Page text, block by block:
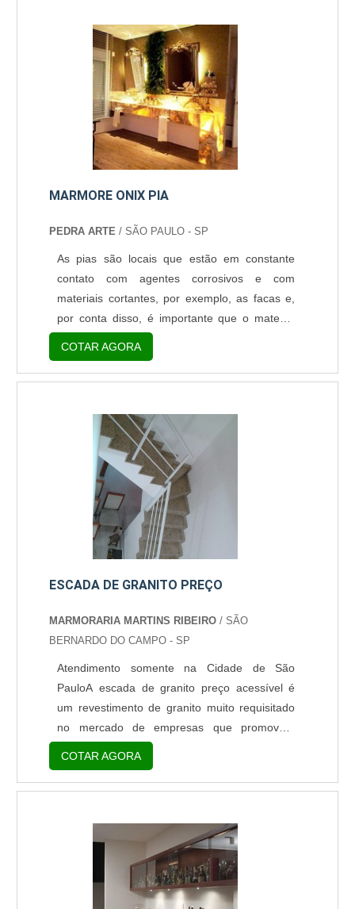
antes do contrato ser fechado. Onde as
pedras de granito podem ser usadas As
pedras de granito podem ser usada para
divers....
MARMORE ONIX PIA
PEDRA ARTE / SÃO PAULO - SP
As pias são locais que estão em constante
contato com agentes corrosivos e com
materiais cortantes, por exemplo, as facas e,
por conta disso, é importante que o material
utilizado em sua construção seja bastante
resistente ou que, pelo menos receba
camadas de impermeabilizante. É o caso do
utilizado Este material pode ser utilizado em
qualquer local, no entanto, é necessário tomar
alguns cuidados com ele.....
COTAR AGORA
ESCADA DE GRANITO PREÇO
MARMORARIA MARTINS RIBEIRO / SÃO
BERNARDO DO CAMPO - SP
Atendimento somente na Cidade de São
PauloA escada de granito preço acessível é
um revestimento de granito muito requisitado
no mercado de empresas que promovem
várias vantagens para quem a adquire. O
material, além de assegurar sofisticação ao
ambiente, proporciona também resistência e
pontos fundamentais para locais com grande
circulação de pessoas. Possíveis usos da
pedra de granito Pias; Revestimentos de pisos;
Bancadas; Revestimentos para fachadas; En.
COTAR AGORA